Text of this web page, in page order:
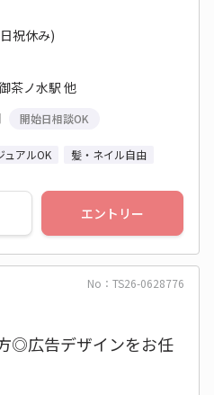
祝休み)
茶ノ水駅 他
開始日相談OK
ュアルOK 髪・ネイル自由
エントリー
No：TS26-0628776
◎広告デザインをお任